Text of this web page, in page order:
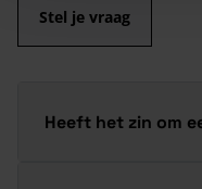
Stel je vraag
Heeft het zin om